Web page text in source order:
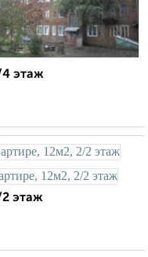
4 этаж
2 этаж